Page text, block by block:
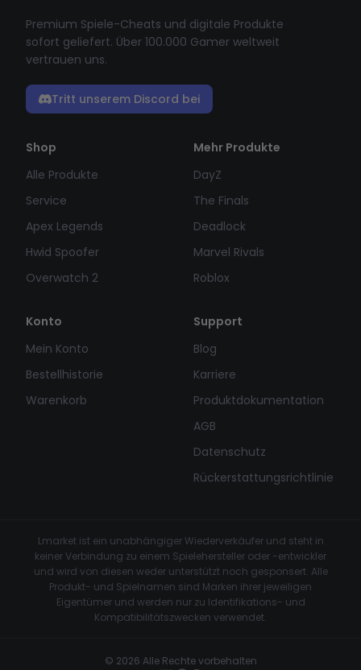
Premium Spiele-Cheats und digitale Produkte
sofort geliefert. Über 100.000 Gamer weltweit
vertrauen uns.
Tritt unserem Discord bei
Shop
Alle Produkte
Service
Apex Legends
Hwid Spoofer
Overwatch 2
Mehr Produkte
DayZ
The Finals
Deadlock
Marvel Rivals
Roblox
Konto
Mein Konto
Bestellhistorie
Warenkorb
Support
Blog
Karriere
Produktdokumentation
AGB
Datenschutz
Rückerstattungsrichtlinie
Lmarket ist ein unabhängiger Wiederverkäufer und steht in
keiner Verbindung zu einem Spielehersteller oder -entwickler
und wird von diesen weder unterstützt noch gesponsert. Alle
Produkt- und Spielnamen sind Marken ihrer jeweiligen
Eigentümer und werden nur zu Identifikations- und
Kompatibilitätszwecken verwendet.
© 2026 Alle Rechte vorbehalten